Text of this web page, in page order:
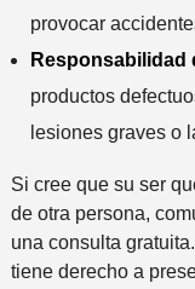
provocar
productos
lesiones graves o
Si cree que su ser
de otra persona,
una consulta
tiene derecho a